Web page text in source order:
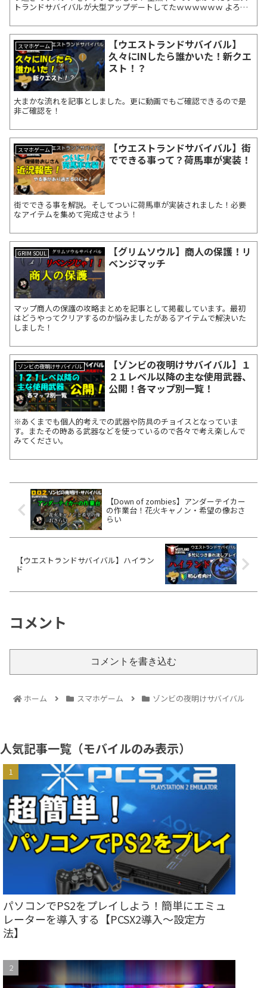
トランドサバイバルが大型アップデートしてたｗｗｗｗｗｗ よろし
スマホゲーム
【ウエストランドサバイバル】
久々にINしたら誰かいた！新クエ
スト！？
大まかな流れを記事としました。更に動画でもご確認できるので是
非ご確認を！
スマホゲーム
【ウエストランドサバイバル】街
でできる事って？荷馬車が実装！
街でできる事を解説。そしてついに荷馬車が実装されました！必要
なアイテムを集めて完成させよう！
GRIM SOUL
【グリムソウル】商人の保護！リ
ベンジマッチ
マップ商人の保護の攻略まとめを記事として掲載しています。最初
はどうやってクリアするのか悩みましたがあるアイテムで解決いた
しました！
ゾンビの夜明けサバイバル
【ゾンビの夜明けサバイバル】１
２１レベル以降の主な使用武器、
公開！各マップ別一覧！
※あくまでも個人的考えでの武器や防具のチョイスとなっていま
す。またその時ある武器などを使っているので各々で考え楽しんで
みてください。
【Down of zombies】アンダーテイカー
の作業台！花火キャノン・希望の像おさ
らい
【ウエストランドサバイバル】ハイラン
ド
コメント
コメントを書き込む
ホーム スマホゲーム ゾンビの夜明けサバイバル
人気記事一覧（モバイルのみ表示）
パソコンでPS2をプレイしよう！簡単にエミュ
レーターを導入する【PCSX2導入～設定方
法】